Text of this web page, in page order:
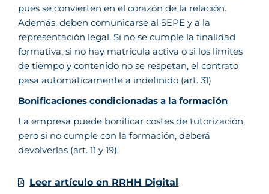
pues se convierten en el corazón de la relación.
Además, deben comunicarse al SEPE y a la
representación legal. Si no se cumple la finalidad
formativa, si no hay matrícula activa o si los límites
de tiempo y contenido no se respetan, el contrato
pasa automáticamente a indefinido (art. 31)
Bonificaciones condicionadas a la formación
La empresa puede bonificar costes de tutorización,
pero si no cumple con la formación, deberá
devolverlas (art. 11 y 19).
Leer artículo en RRHH Digital